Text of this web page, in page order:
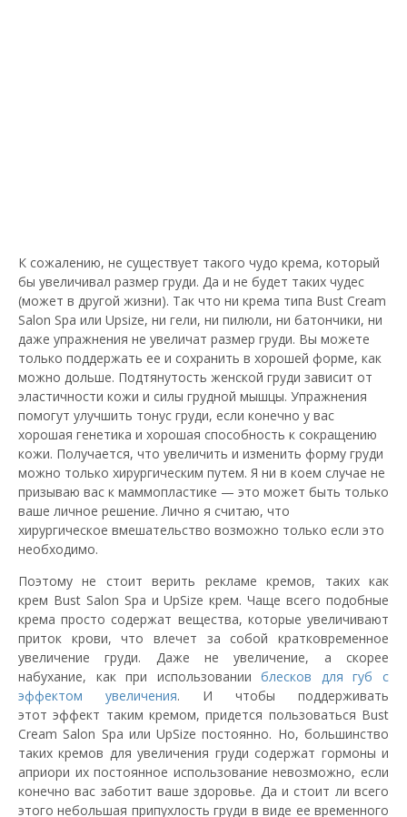
К сожалению, не существует такого чудо крема, который
бы увеличивал размер груди. Да и не будет таких чудес
(может в другой жизни). Так что ни крема типа Bust Cream
Salon Spa или Upsize, ни гели, ни пилюли, ни батончики, ни
даже упражнения не увеличат размер груди. Вы можете
только поддержать ее и сохранить в хорошей форме, как
можно дольше. Подтянутость женской груди зависит от
эластичности кожи и силы грудной мышцы. Упражнения
помогут улучшить тонус груди, если конечно у вас
хорошая генетика и хорошая способность к сокращению
кожи. Получается, что увеличить и изменить форму груди
можно только хирургическим путем. Я ни в коем случае не
призываю вас к маммопластике — это может быть только
ваше личное решение. Лично я считаю, что
хирургическое вмешательство возможно только если это
необходимо.
Поэтому не стоит верить рекламе кремов, таких как
крем Bust Salon Spa и UpSize крем. Чаще всего подобные
крема просто содержат вещества, которые увеличивают
приток крови, что влечет за собой кратковременное
увеличение груди. Даже не увеличение, а скорее
набухание, как при использованииблесков для губ с
эффектом увеличения. И чтобы поддерживать
этот эффект таким кремом, придется пользоваться Bust
Cream Salon Spa или UpSize постоянно. Но, большинство
таких кремов для увеличения груди содержат гормоны и
априори их постоянное использование невозможно, если
конечно вас заботит ваше здоровье. Да и стоит ли всего
этого небольшая припухлость груди в виде ее временного